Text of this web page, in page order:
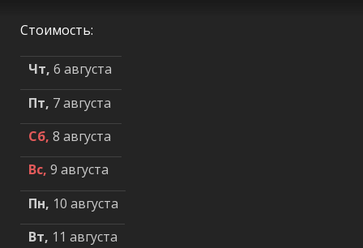
Стоимость:
Чт, 6 августа
Пт, 7 августа
Сб, 8 августа
Вс, 9 августа
Пн, 10 августа
Вт, 11 августа